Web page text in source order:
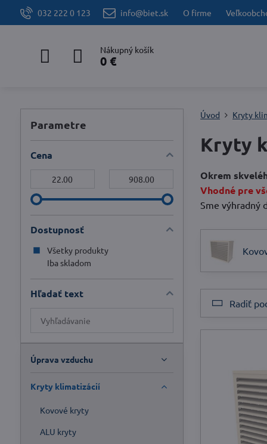
032 222 0 123 info@biet.sk O firme
Nákupný košík
0 €
Úvod Kryty
Kryty
Okrem
Vhodné pre
Sme výhradný
Radiť
Parametre
Cena
Dostupnosť
Všetky produkty
Iba skladom
Hľadať text
Prehľadať
výsledky
filtra
fulltextom
Úprava vzduchu
Kryty klimatizácií
Kovové kryty
ALU kryty